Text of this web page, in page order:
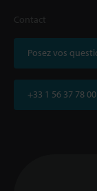
Contact
Posez vos
+33 1 56 37 78 00